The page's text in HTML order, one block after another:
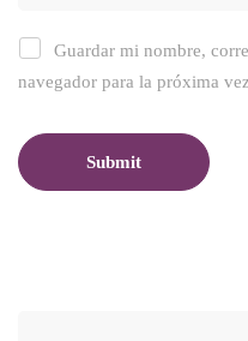
Guardar mi nombre,
navegador para la próxima